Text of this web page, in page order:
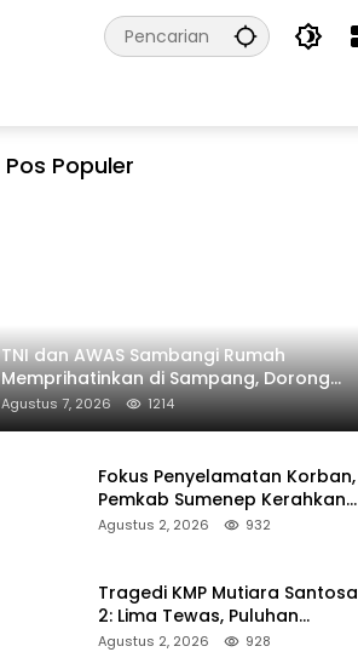
Pos Populer
TNI dan AWAS Sambangi Rumah
Memprihatinkan di Sampang, Dorong
Pemerintah Beri Bantuan RTLH
Agustus 7, 2026 1214
Fokus Penyelamatan Korban,
Pemkab Sumenep Kerahkan
Tim Medis dan Ambulans ke
Agustus 2, 2026 932
Tragedi KMP Mutiara Santosa
2: Lima Tewas, Puluhan
Penumpang Masih Dalam
Agustus 2, 2026 928